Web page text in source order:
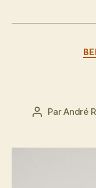
Auteur
ParAndré